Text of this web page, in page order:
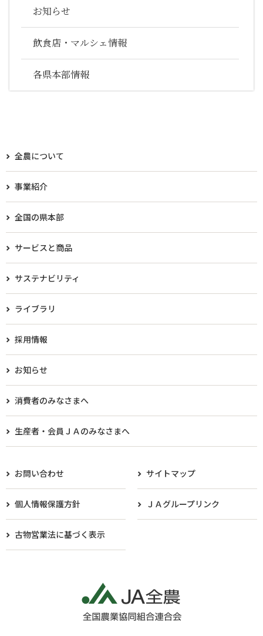
お知らせ
飲食店・マルシェ情報
各県本部情報
全農について
事業紹介
全国の県本部
サービスと商品
サステナビリティ
ライブラリ
採用情報
お知らせ
消費者のみなさまへ
生産者・会員ＪＡのみなさまへ​
お問い合わせ サイトマップ
個人情報保護方針 ＪＡグループリンク
古物営業法に基づく表示